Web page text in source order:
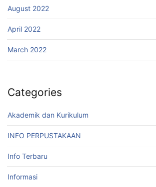
August 2022
April 2022
March 2022
Categories
Akademik dan Kurikulum
INFO PERPUSTAKAAN
Info Terbaru
Informasi